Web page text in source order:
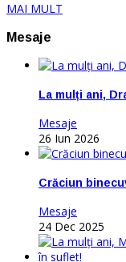
MAI MULT
Mesaje
La mulți ani,
Mesaje
26 Iun 2026
Crăciun
Mesaje
24 Dec 2025